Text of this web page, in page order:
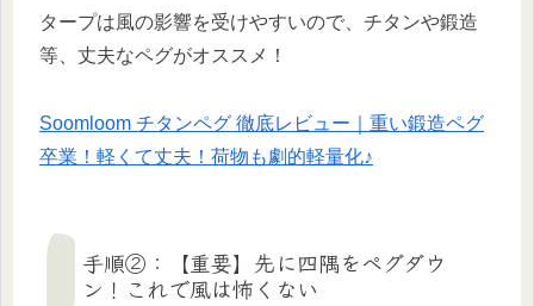
タープは風の影響を受けやすいので、チタンや鍛造
等、丈夫なペグがオススメ！
Soomloom チタンペグ 徹底レビュー｜重い鍛造ペグ
卒業！軽くて丈夫！荷物も劇的軽量化♪
手順②：【重要】先に四隅をペグダウ
ン！これで風は怖くない